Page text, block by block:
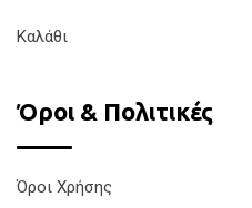
Καλάθι
Όροι & Πολιτικές
Όροι Χρήσης